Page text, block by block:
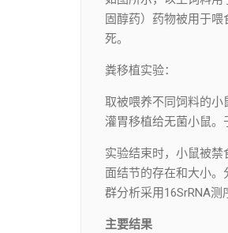
固醇药）药物被用于
死。
粪移植实验：
取被喂养不同饲料的小
灌胃移植给无菌小鼠。
实验结束时，小鼠被
面结节的存在和大小
群分析采用16SrRNA测
主要结果